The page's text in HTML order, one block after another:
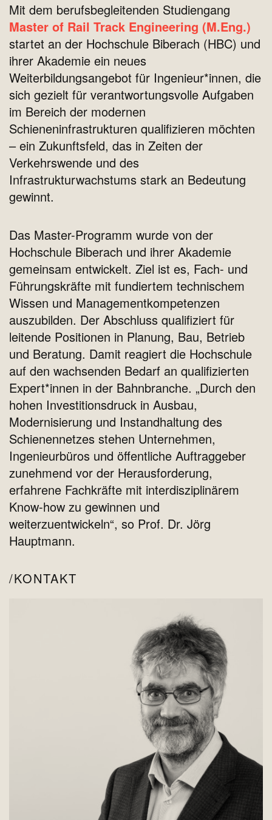
Mit dem berufsbegleitenden Studiengang
Master of Rail Track Engineering (M.Eng.)
startet an der Hochschule Biberach (HBC) und
ihrer Akademie ein neues
Weiterbildungsangebot für Ingenieur*innen, die
sich gezielt für verantwortungsvolle Aufgaben
im Bereich der modernen
Schieneninfrastrukturen qualifizieren möchten
– ein Zukunftsfeld, das in Zeiten der
Verkehrswende und des
Infrastrukturwachstums stark an Bedeutung
gewinnt.
Das Master-Programm wurde von der
Hochschule Biberach und ihrer Akademie
gemeinsam entwickelt. Ziel ist es, Fach- und
Führungskräfte mit fundiertem technischem
Wissen und Managementkompetenzen
auszubilden. Der Abschluss qualifiziert für
leitende Positionen in Planung, Bau, Betrieb
und Beratung. Damit reagiert die Hochschule
auf den wachsenden Bedarf an qualifizierten
Expert*innen in der Bahnbranche. „Durch den
hohen Investitionsdruck in Ausbau,
Modernisierung und Instandhaltung des
Schienennetzes stehen Unternehmen,
Ingenieurbüros und öffentliche Auftraggeber
zunehmend vor der Herausforderung,
erfahrene Fachkräfte mit interdisziplinärem
Know-how zu gewinnen und
weiterzuentwickeln“, so Prof. Dr. Jörg
Hauptmann.
KONTAKT